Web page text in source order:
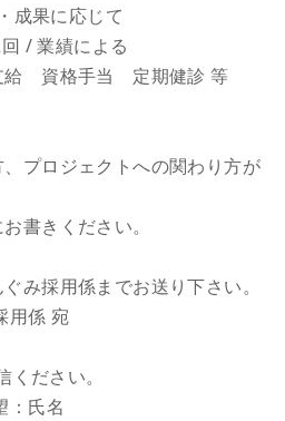
果に応じて
/ 業績による
給 資格手当 定期健診 等
プロジェクトへの関わり方が
書きください。
み採用係までお送り下さい。
用係 宛
ださい。
：氏名